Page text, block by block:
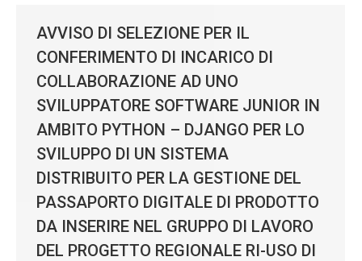
AVVISO DI SELEZIONE PER IL
CONFERIMENTO DI INCARICO DI
COLLABORAZIONE AD UNO
SVILUPPATORE SOFTWARE JUNIOR IN
AMBITO PYTHON – DJANGO PER LO
SVILUPPO DI UN SISTEMA
DISTRIBUITO PER LA GESTIONE DEL
PASSAPORTO DIGITALE DI PRODOTTO
DA INSERIRE NEL GRUPPO DI LAVORO
DEL PROGETTO REGIONALE RI-USO DI